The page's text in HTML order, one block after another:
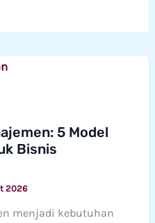
5 Model
Bisnis
2026
menjadi kebutuhan